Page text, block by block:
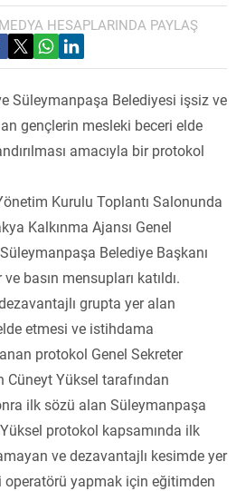
HESAPLARINDA PAYLAŞ
Süleymanpaşa Belediyesi işsiz ve
gençlerin mesleki beceri elde
amacıyla bir protokol
Kurulu Toplantı Salonunda
Kalkınma Ajansı Genel
Belediye Başkanı
basın mensupları katıldı.
grupta yer alan
etmesi ve istihdama
protokol Genel Sekreter
Yüksel tarafından
ilk sözü alan Süleymanpaşa
protokol kapsamında ilk
ve dezavantajlı kesimde yer
yapmak için eğitimden